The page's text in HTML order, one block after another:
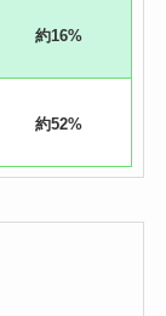
約16%
約52%